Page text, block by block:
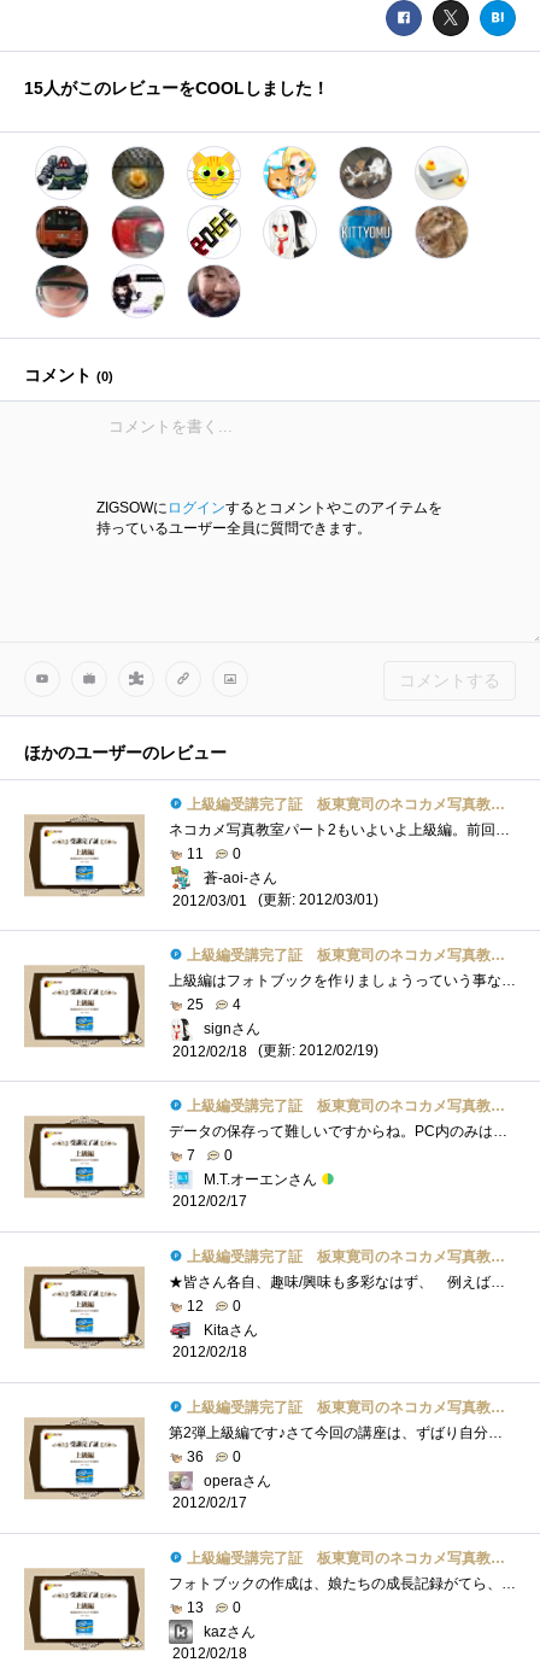
15人がこのレビューをCOOLしました！
コメント (0)
ZIGSOWに ログインするとコメントやこのアイテムを
持っているユーザー全員に質問できます。
コメントする
ほかのユーザーのレビュー
上級編受講完了証 板東寛司のネコカメ写真教室パート2
ネコカメ写真教室パート2もいよいよ上級編。前回のスライドショーもなかなか楽しみましたが、今回はフォトブックということで「物」としてで�...
11
0
蒼-aoi-さん
2012/03/01
(更新: 2012/03/01)
上級編受講完了証 板東寛司のネコカメ写真教室パート2
上級編はフォトブックを作りましょうっていう事なんですネ。私、今まで写真を撮ってもたまに印刷くらいはしますけど、フォトブックを作ろう�...
25
4
signさん
2012/02/18
(更新: 2012/02/19)
上級編受講完了証 板東寛司のネコカメ写真教室パート2
データの保存って難しいですからね。PC内のみは論外ですが、DVD等に焼いた程度では数年で消えたりします。SDカードなんかに入れたまま保存する�...
7
0
M.T.オーエンさん
2012/02/17
上級編受講完了証 板東寛司のネコカメ写真教室パート2
★皆さん各自、趣味/興味も多彩なはず、 例えば星座、ペット、城などの歴史的建造物、アンティーク、 各種スポーツ、旅行の思い出、レシピ�...
12
0
Kitaさん
2012/02/18
上級編受講完了証 板東寛司のネコカメ写真教室パート2
第2弾上級編です♪さて今回の講座は、ずばり自分だけのフォトブック作りです♪まず、撮影した写真からお気に入りの写真を選びレイアウトなど�...
36
0
operaさん
2012/02/17
上級編受講完了証 板東寛司のネコカメ写真教室パート2
フォトブックの作成は、娘たちの成長記録がてら、毎年行っています。（「Photoback」というサービスを使っています。フォトブック作成サービス�...
13
0
kazさん
2012/02/18